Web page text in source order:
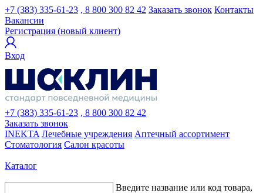
+7 (383) 335-61-23 , 8 800 300 82 42 Заказать звонок Контакты
Вакансии
Регистрация (новый клиент)
Вход
+7 (383) 335-61-23 , 8 800 300 82 42
Заказать звонок
INEKTA Лечебные учреждения Аптечный ассортимент
Стоматология Салон красоты
Каталог
Введите название или код товара,